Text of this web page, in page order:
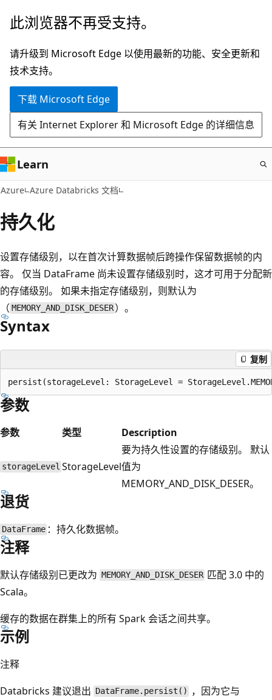
跳
主
要
内
此浏览器不再受支持。
请升级到 Microsoft Edge 以使用最新的功能、安全更新和
技术支持。
下载 Microsoft Edge
有关 Internet Explorer 和 Microsoft Edge 的详细信息
Learn
Azure Azure Databricks 文档
持久化
设置存储级别，以在首次计算数据帧后跨操作保留数据帧的内
容。 仅当 DataFrame 尚未设置存储级别时，这才可用于分配新
的存储级别。 如果未指定存储级别，则默认为
（ MEMORY_AND_DISK_DESER ）。
Syntax
复制
参数
参数 类型 Description
storageLevel StorageLevel
要为持久性设置的存储级别。 默认
值为
MEMORY_AND_DISK_DESER。
退货
DataFrame ：持久化数据帧。
注释
默认存储级别已更改为 MEMORY_AND_DISK_DESER 匹配 3.0 中的
Scala。
缓存的数据在群集上的所有 Spark 会话之间共享。
示例
注释
Databricks 建议退出 DataFrame.persist()
，因为它与